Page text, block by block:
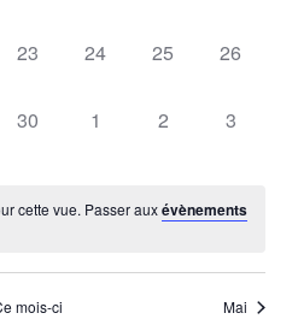
0
23
0
24
0
25
0
26
0
30
0
1
0
2
0
3
cette vue. Passer auxévènements
mois-ci Mai